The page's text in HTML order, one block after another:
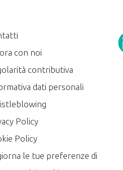
con noi
contributiva
dati personali
Policy
Policy
le tue preferenze di